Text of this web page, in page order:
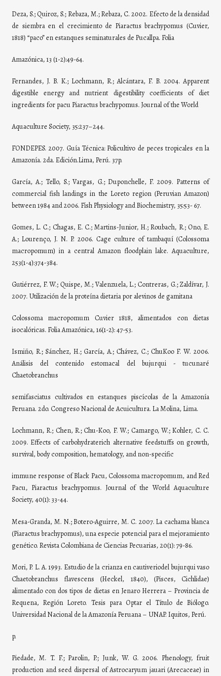
Deza, S.; Quiroz, S.; Rebaza, M.; Rebaza, C. 2002. Efecto de la densidad
de siembra en el crecimiento de Piaractus brachypomus (Cuvier,
1818) “paco” en estanques seminaturales de Pucallpa. Folia
Amazónica, 13 (1-2):49-64.
Fernandes, J. B. K.; Lochmann, R.; Alcántara, F. B. 2004. Apparent
digestible energy and nutrient digestibility coefficients of diet
ingredients for pacu Piaractus brachypomus. Journal of the World
Aquaculture Society, 35:237–244.
FONDEPES. 2007. Guía Técnica: Policultivo de peces tropicales en la
Amazonía. 2da. Edición.Lima, Perú. 37p.
García, A.; Tello, S.; Vargas, G.; Duponchelle, F. 2009. Patterns of
commercial fish landings in the Loreto region (Peruvian Amazon)
between 1984 and 2006. Fish Physiology and Biochemistry, 35:53- 67.
Gomes, L. C.; Chagas, E. C.; Martins-Junior, H.; Roubach, R.; Ono, E.
A.; Lourenço, J. N. P. 2006. Cage culture of tambaquí (Colossoma
macropomum) in a central Amazon floodplain lake. Aquaculture,
253(1-4):374-384.
Gutiérrez, F. W.; Quispe, M.; Valenzuela, L.; Contreras, G.; Zaldívar, J.
2007. Utilización de la proteína dietaria por alevinos de gamitana
Colossoma macropomum Cuvier 1818, alimentados con dietas
isocalóricas. Folia Amazónica, 16(1-2): 47-53.
Ismiño, R.; Sánchez, H.; García, A.; Chávez, C.; ChuKoo F. W. 2006.
Análisis del contenido estomacal del bujurqui - tucunaré
Chaetobranchus
semifasciatus cultivados en estanques piscícolas de la Amazonía
Peruana. 2do. Congreso Nacional de Acuicultura. La Molina, Lima.
Lochmann, R.; Chen, R.; Chu-Koo, F. W.; Camargo, W.; Kohler, C. C.
2009. Effects of carbohydraterich alternative feedstuffs on growth,
survival, body composition, hematology, and non-specific
immune response of Black Pacu, Colossoma macropomum, and Red
Pacu, Piaractus brachypomus. Journal of the World Aquaculture
Society, 40(1): 33-44.
Mesa-Granda, M. N.; Botero-Aguirre, M. C. 2007. La cachama blanca
(Piaractus brachypomus), una especie potencial para el mejoramiento
genético. Revista Colombiana de Ciencias Pecuarias, 20(1): 79-86.
Mori, P. L. A. 1993. Estudio de la crianza en cautiveriodel bujurqui vaso
Chaetobranchus flavescens (Heckel, 1840), (Pisces, Cichlidae)
alimentado con dos tipos de dietas en Jenaro Herrera – Provincia de
Requena, Región Loreto. Tesis para Optar el Título de Biólogo.
Universidad Nacional de la Amazonía Peruana – UNAP. Iquitos, Perú.
p.
Piedade, M. T. F.; Parolin, P.; Junk, W. G. 2006. Phenology, fruit
production and seed dispersal of Astrocaryum jauari (Arecaceae) in